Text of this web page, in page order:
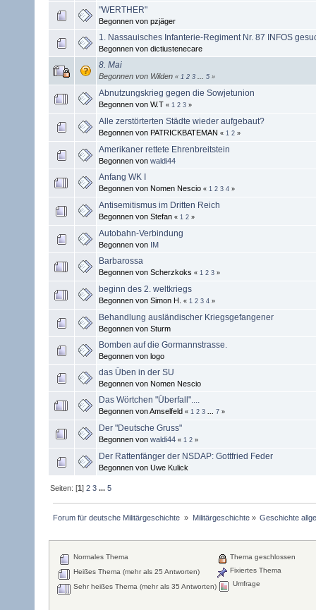
"WERTHER"
Begonnen von pzjäger
1. Nassauisches Infanterie-Regiment Nr. 87 INFOS
Begonnen von dictiustenecare
8. Mai
Begonnen von Wilden « 1 2 3 5 »
Abnutzungskrieg gegen die Sowjetunion
Begonnen von W.T « 1 2 3 »
Alle zerstörterten Städte wieder aufgebaut?
Begonnen von PATRICKBATEMAN « 1 2 »
Amerikaner rettete Ehrenbreitstein
Begonnen von waldi44
Anfang WK I
Begonnen von Nomen Nescio « 1 2 3 4 »
Antisemitismus im Dritten Reich
Begonnen von Stefan « 1 2 »
Autobahn-Verbindung
Begonnen von IM
Barbarossa
Begonnen von Scherzkoks « 1 2 3 »
beginn des 2. weltkriegs
Begonnen von Simon H. « 1 2 3 4 »
Behandlung ausländischer Kriegsgefangener
Begonnen von Sturm
Bomben auf die Gormannstrasse.
Begonnen von logo
das Üben in der SU
Begonnen von Nomen Nescio
Das Wörtchen "Überfall"....
Begonnen von Amselfeld « 1 2 3 7 »
Der "Deutsche Gruss"
Begonnen von waldi44 « 1 2 »
Der Rattenfänger der NSDAP: Gottfried Feder
Begonnen von Uwe Kulick
Seiten: [1]2 3 ...5
Forum für deutsche Militärgeschichte » Militärgeschichte» Geschichte
Normales Thema
Heißes Thema (mehr als 25 Antworten)
Sehr heißes Thema (mehr als 35 Antworten)
Thema geschlossen
Fixiertes Thema
Umfrage